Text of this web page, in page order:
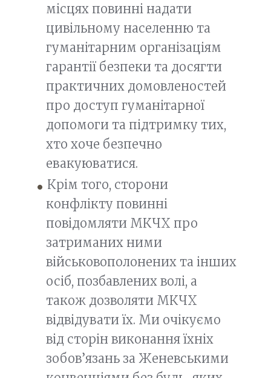
місцях повинні надати
цивільному населенню та
гуманітарним організаціям
гарантії безпеки та досягти
практичних домовленостей
про доступ гуманітарної
допомоги та підтримку тих,
хто хоче безпечно
евакуюватися.
Крім того, сторони
конфлікту повинні
повідомляти МКЧХ про
затриманих ними
військовополонених та інших
осіб, позбавлених волі, а
також дозволяти МКЧХ
відвідувати їх. Ми очікуємо
від сторін виконання їхніх
зобов’язань за Женевськими